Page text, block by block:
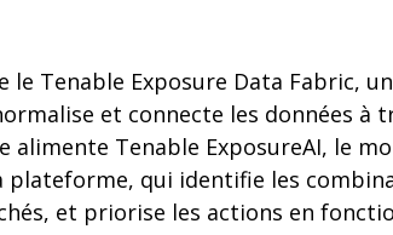
Tenable Exposure Data Fabric,
et connecte les données à
alimente Tenable ExposureAI, le
plateforme, qui identifie les
et priorise les actions en